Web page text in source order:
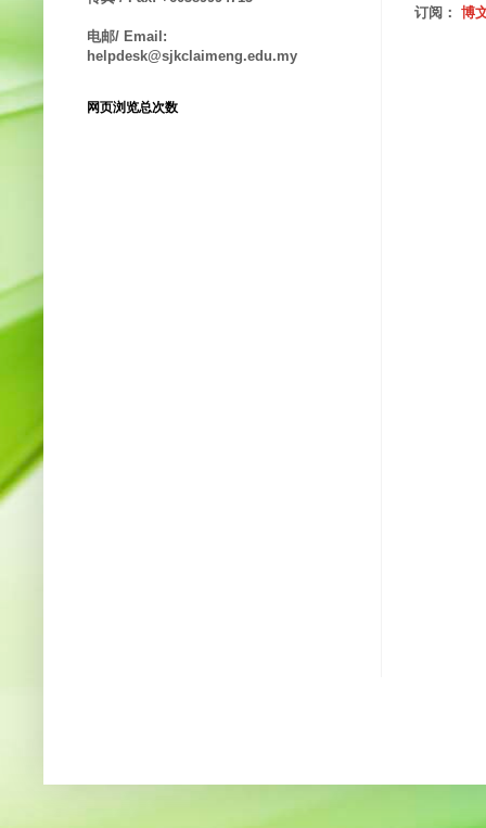
订阅： 博
电邮/ Email:
helpdesk@sjkclaimeng.edu.my
网页浏览总次数